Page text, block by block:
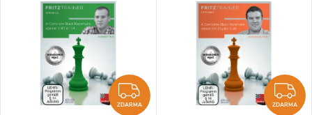
Nejprodávanější
Abecedně
ZDARMA
ZDARMA ZDARMA